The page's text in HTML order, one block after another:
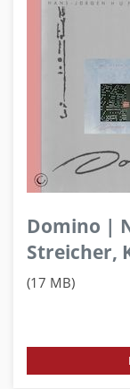
Domino |
Streicher,
(17 MB)